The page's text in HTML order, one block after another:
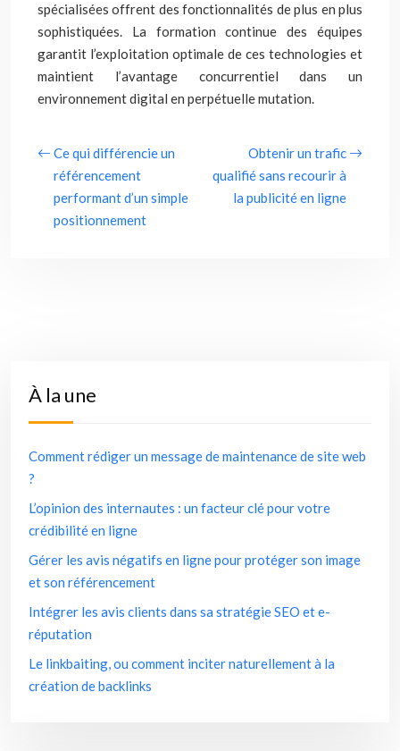
spécialisées offrent des fonctionnalités de plus en plus
sophistiquées. La formation continue des équipes
garantit l’exploitation optimale de ces technologies et
maintient l’avantage concurrentiel dans un
environnement digital en perpétuelle mutation.
Ce qui différencie un
référencement
performant d’un simple
positionnement
Obtenir un trafic
qualifié sans recourir à
la publicité en ligne
À la une
Comment rédiger un message de maintenance de site web
?
L’opinion des internautes : un facteur clé pour votre
crédibilité en ligne
Gérer les avis négatifs en ligne pour protéger son image
et son référencement
Intégrer les avis clients dans sa stratégie SEO et e-
réputation
Le linkbaiting, ou comment inciter naturellement à la
création de backlinks